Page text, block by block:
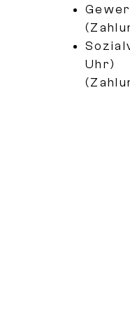
Uhr)